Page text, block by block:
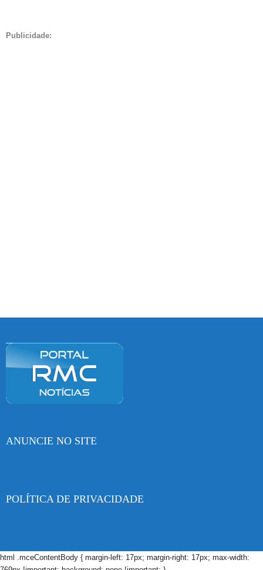
Publicidade:
ANUNCIE NO SITE
POLÍTICA DE PRIVACIDADE
html .mceContentBody { margin-left: 17px; margin-right: 17px; max-width: